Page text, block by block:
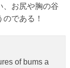
、お尻や胸の谷
である！
of bums a